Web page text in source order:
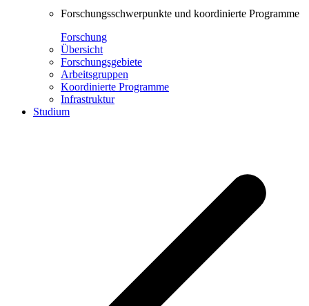
Forschungsschwerpunkte und koordinierte Programme
Forschung
Übersicht
Forschungsgebiete
Arbeitsgruppen
Koordinierte Programme
Infrastruktur
Studium